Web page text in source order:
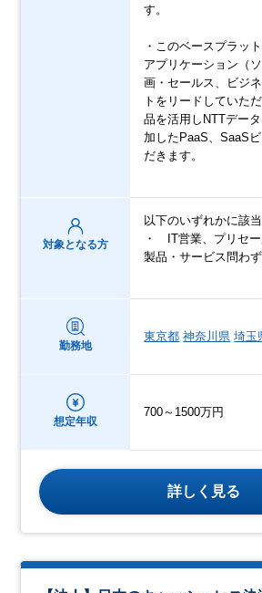
す。
・このベースプラッ
アプリケーション（
画・セールス、ビジ
トをリードしていた
品を活用しNTTデー
加したPaaS、SaaS
だきます。
対象となる方
以下のいずれかに該当
・ IT営業、プリセ
製品・サービス問わず
勤務地
東京都 神奈川県 埼玉
想定年収
700～1500万円
詳しく見る